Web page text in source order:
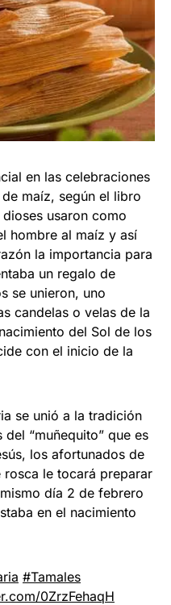
en las celebraciones
maíz, según el libro
usaron como
hombre al maíz y así
la importancia para
un regalo de
se unieron, uno
candelas o velas de la
del Sol de los
con el inicio de la
se unió a la tradición
“muñequito” que es
los afortunados de
le tocará preparar
día 2 de febrero
en el nacimiento
#Tamales
0ZrzFehaqH